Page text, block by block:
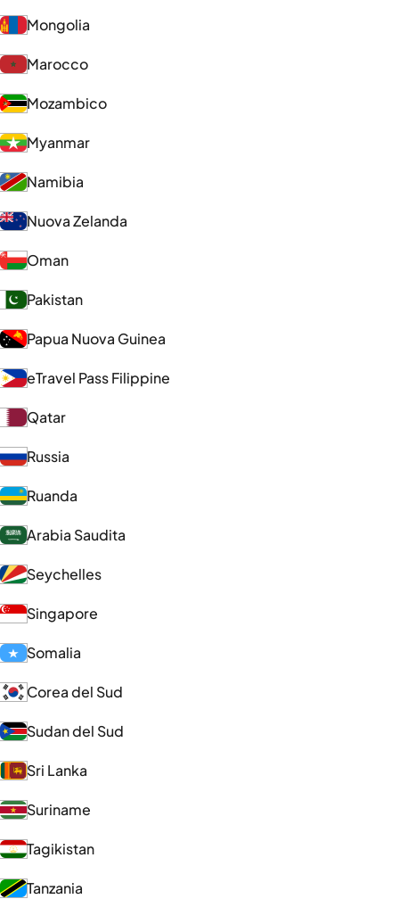
Mongolia
Marocco
Mozambico
Myanmar
Namibia
Nuova Zelanda
Oman
Pakistan
Papua Nuova Guinea
eTravel Pass Filippine
Qatar
Russia
Ruanda
Arabia Saudita
Seychelles
Singapore
Somalia
Corea del Sud
Sudan del Sud
Sri Lanka
Suriname
Tagikistan
Tanzania